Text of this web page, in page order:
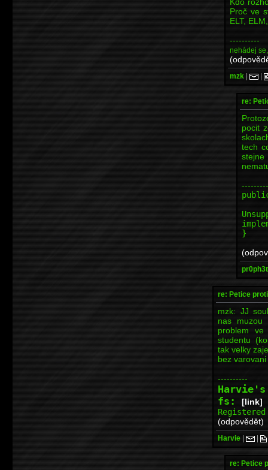
Proč ve
ELT,
----------
nehádej
mzk | |
re:
pocit
tech
}
pr0ph3t
re: Petice
mzk: JJ
nas muzou
problem
studentu
tak velky
bez
----------
fs:
[link]
Registered
(odpovědět)
Harvie | |
re: Petice